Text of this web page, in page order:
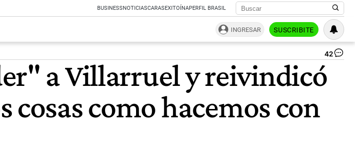
BUSINESSNOTICIASCARASEXITOÍNAPERFIL BRASIL
INGRESAR SUSCRIBITE
42
a Villarruel y reivindicó
como hacemos con